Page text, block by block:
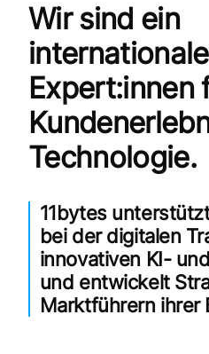
Wir sind ein
Expert:innen
Technologie.
11bytes
bei der digitalen
innovativen KI-
und entwickelt
Marktführern ihrer